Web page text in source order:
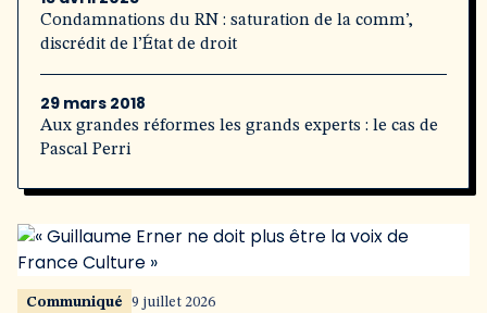
Condamnations du RN : saturation de la comm’,
discrédit de l’État de droit
29 mars 2018
Aux grandes réformes les grands experts : le cas de
Pascal Perri
Communiqué 9 juillet 2026